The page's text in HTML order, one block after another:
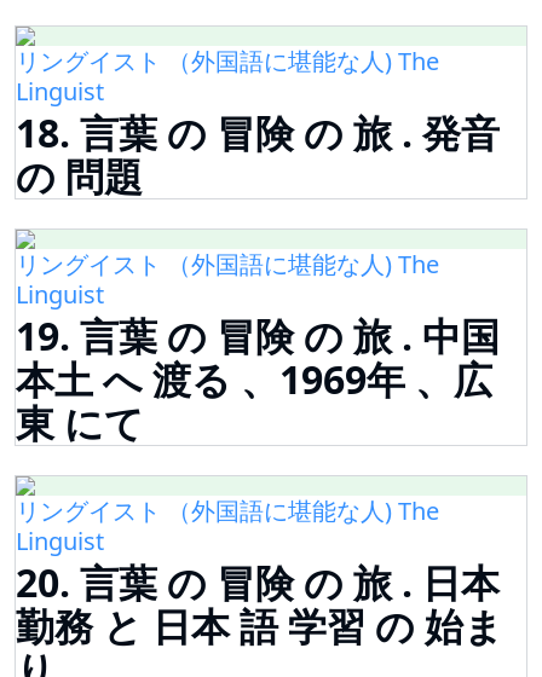
リングイスト （外国語に堪能な人) The
Linguist
18. 言葉 の 冒険 の 旅 . 発音
の 問題
リングイスト （外国語に堪能な人) The
Linguist
19. 言葉 の 冒険 の 旅 . 中国
本土 へ 渡る 、1969年 、広
東 にて
リングイスト （外国語に堪能な人) The
Linguist
20. 言葉 の 冒険 の 旅 . 日本
勤務 と 日本 語 学習 の 始ま